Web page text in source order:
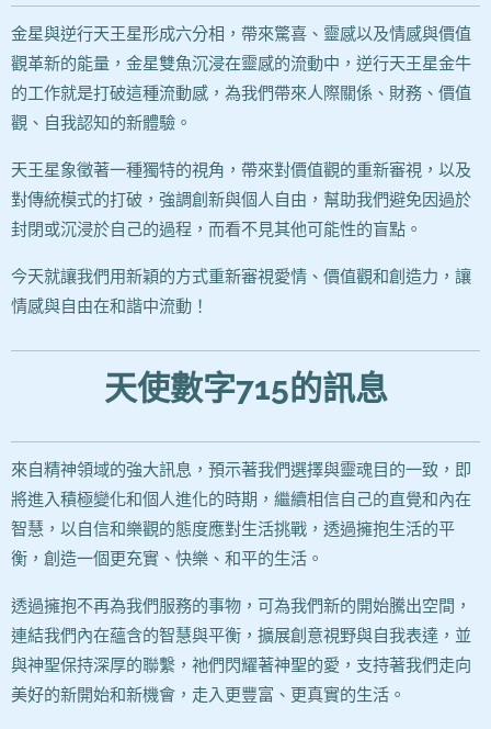
金星與逆行天王星形成六分相，帶來驚喜、靈感以及情感與價值
觀革新的能量，金星雙魚沉浸在靈感的流動中，逆行天王星金牛
的工作就是打破這種流動感，為我們帶來人際關係、財務、價值
觀、自我認知的新體驗。
天王星象徵著一種獨特的視角，帶來對價值觀的重新審視，以及
對傳統模式的打破，強調創新與個人自由，幫助我們避免因過於
封閉或沉浸於自己的過程，而看不見其他可能性的盲點。
今天就讓我們用新穎的方式重新審視愛情、價值觀和創造力，讓
情感與自由在和諧中流動！
天使數字715的訊息
來自精神領域的強大訊息，預示著我們選擇與靈魂目的一致，即
將進入積極變化和個人進化的時期，繼續相信自己的直覺和內在
智慧，以自信和樂觀的態度應對生活挑戰，透過擁抱生活的平
衡，創造一個更充實、快樂、和平的生活。
透過擁抱不再為我們服務的事物，可為我們新的開始騰出空間，
連結我們內在蘊含的智慧與平衡，擴展創意視野與自我表達，並
與神聖保持深厚的聯繫，祂們閃耀著神聖的愛，支持著我們走向
美好的新開始和新機會，走入更豐富、更真實的生活。